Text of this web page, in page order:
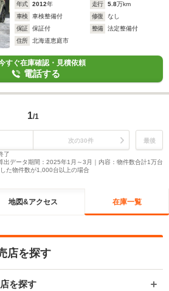
年式
2012年 走行 5.8万km
車検
車検整備付 修復
なし
保証
保証付 整備
法定整備付
住所
北海道恵庭市
すぐ在庫確認・見積依頼
電話する
1/1
次の30件
最後
了
出データ期間：2025年1月～3月｜内容：物件数合計1万台
た物件数が1,000台以上の場合
地図&アクセス 在庫一覧
店を探す
を探す